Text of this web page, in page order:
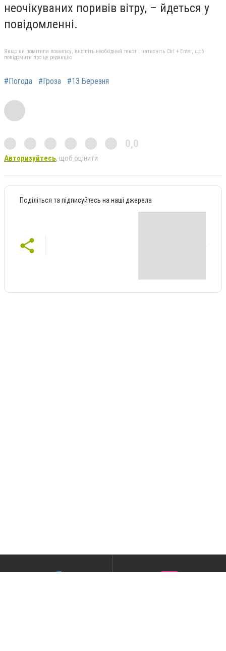
неочікуваних поривів вітру, – йдеться у
повідомленні.
Якщо ви помітили помилку, виділіть необхідний текст і натисніть Ctrl + Enter, щоб
повідомити про це редакцію
#Погода #Гроза #13 Березня
0,0
Авторизуйтесь, щоб оцінити
Поділіться та підписуйтесь на наші джерела